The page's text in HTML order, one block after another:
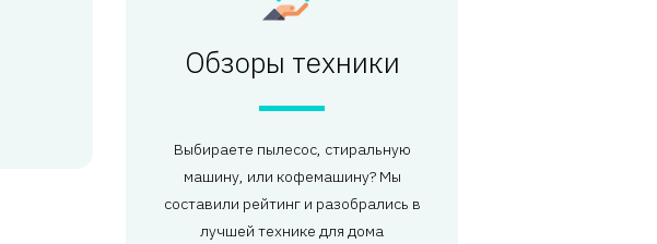
Обзоры техники
Выбираете пылесос, стиральную
машину, или кофемашину? Мы
составили рейтинг и разобрались в
лучшей технике для дома